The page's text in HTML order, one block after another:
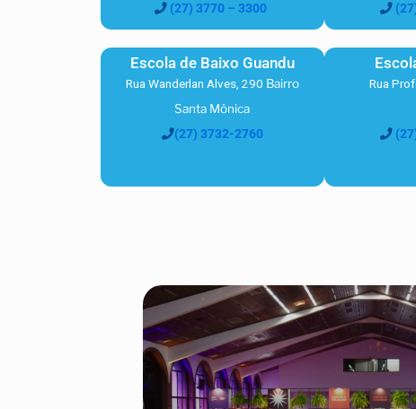
(27) 3770 – 3300
Escola de Baixo Guandu
Rua Wanderlan Alves, 290 Bairro
Santa Mônica
(27) 3732-2760
Rua
EDUCAÇÃO